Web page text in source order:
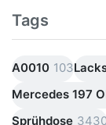
Tags
A0010 103
Mercedes 197
Sprühdose